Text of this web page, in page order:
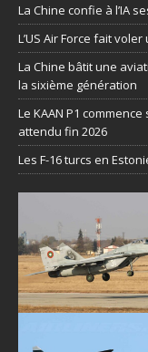
La Chine confie à l’IA
L’US Air Force fait
La Chine bâtit une
la sixième génération
Le KAAN P1
attendu fin 2026
Les F-16 turcs en